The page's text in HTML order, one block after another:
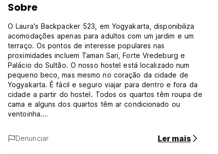
Sobre
O Laura's Backpacker 523, em Yogyakarta, disponibiliza
acomodações apenas para adultos com um jardim e um
terraço. Os pontos de interesse populares nas
proximidades incluem Taman Sari, Forte Vredeburg e
Palácio do Sultão. O nosso hostel está localizado num
pequeno beco, mas mesmo no coração da cidade de
Yogyakarta. É fácil e seguro viajar para dentro e fora da
cidade a partir do hostel. Todos os quartos têm roupa de
cama e alguns dos quartos têm ar condicionado ou
ventoinha.
disponíveis todas as manhãs no hostel.
O horário de check-in é às 14:00 todos os dias, mas pode
Denunciar Ler mais